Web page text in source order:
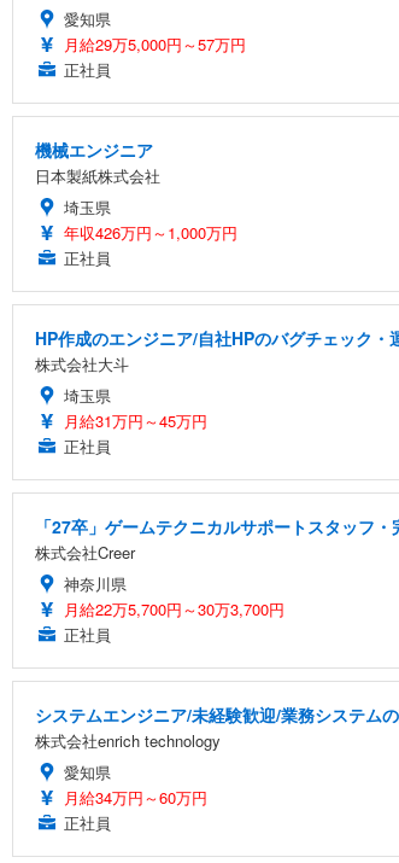
愛知県
月給29万5,000円～57万円
正社員
機械エンジニア
日本製紙株式会社
埼玉県
年収426万円～1,000万円
正社員
HP作成のエンジニア/自社HPのバグチェック
株式会社大斗
埼玉県
月給31万円～45万円
正社員
「27卒」ゲームテクニカルサポートスタッフ
株式会社Creer
神奈川県
月給22万5,700円～30万3,700円
正社員
システムエンジニア/未経験歓迎/業務システム
株式会社enrich technology
愛知県
月給34万円～60万円
正社員